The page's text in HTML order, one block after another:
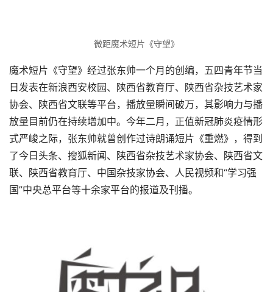
微距魔术短片《守望》
魔术短片《守望》经过张东帅一个月的创编，五四青年节当
日发表在新浪西安校园、陕西省教育厅、陕西省杂技艺术家
协会、陕西省文联等平台，播放量瞬间破万，其影响力与播
放量目前仍在持续增加中。今年二月，正值新冠肺炎疫情形
式严峻之际，张东帅就曾创作过诗朗诵短片《重燃》，得到
了今日头条、搜狐新闻、陕西省杂技艺术家协会、陕西省文
联、陕西省教育厅、中国杂技家协会、人民视频和“学习强
国”中央总平台等十余家平台的报道及刊播。